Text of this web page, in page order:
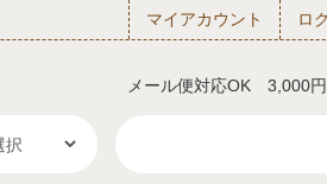
マイアカウント ロ
メール便対応OK 3,000